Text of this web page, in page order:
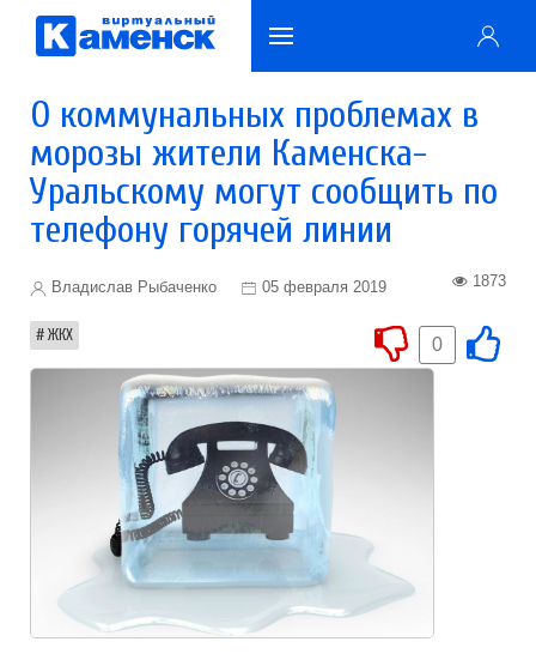
О коммунальных проблемах в
морозы жители Каменска-
Уральскому могут сообщить по
телефону горячей линии
Владислав Рыбаченко 05 февраля 2019 1873
ЖКХ 0